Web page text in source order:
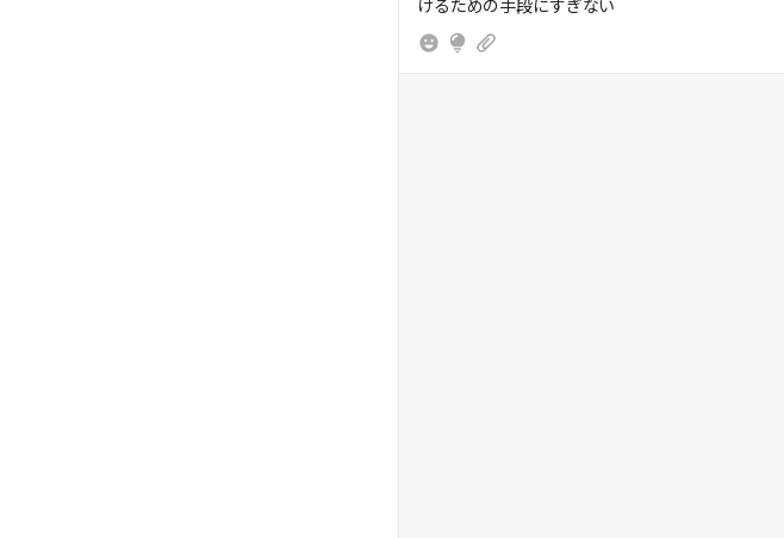
の輪をどう拡げていくか。そして、どれだけ多
くの「ファン株主」を惹きつけられるか。